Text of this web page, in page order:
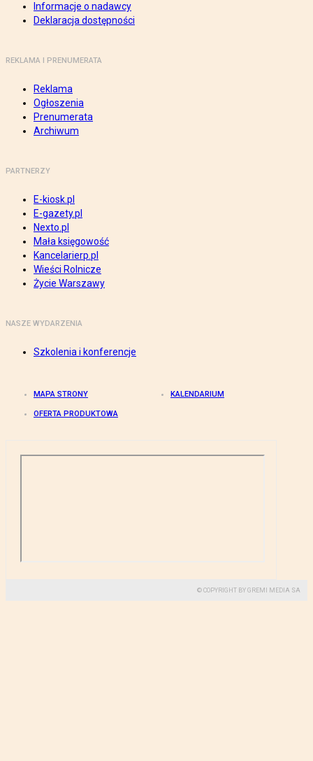
Informacje o nadawcy
Deklaracja dostępności
REKLAMA I PRENUMERATA
Reklama
Ogłoszenia
Prenumerata
Archiwum
PARTNERZY
E-kiosk.pl
E-gazety.pl
Nexto.pl
Mała księgowość
Kancelarierp.pl
Wieści Rolnicze
Życie Warszawy
NASZE WYDARZENIA
Szkolenia i konferencje
MAPA STRONY KALENDARIUM
OFERTA PRODUKTOWA
© COPYRIGHT BY GREMI MEDIA SA